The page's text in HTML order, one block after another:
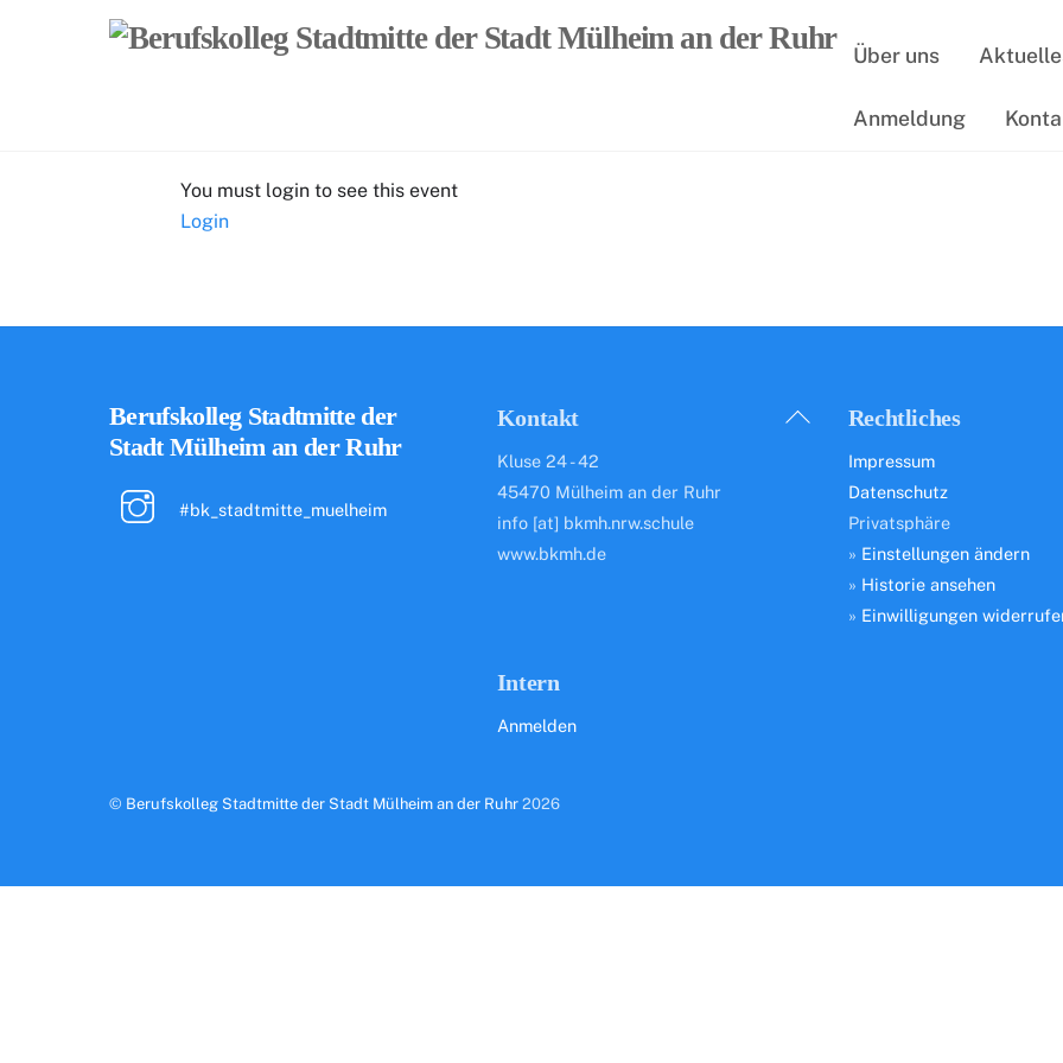
Über uns
Anmeldung
You must login to see this event
Login
Back
Berufskolleg Stadtmitte der
Stadt Mülheim an der Ruhr
#bk_stadtmitte_muelheim
Kontakt
Kluse 24 - 42
45470 Mülheim an der Ruhr
info [at] bkmh.nrw.schule
www.bkmh.de
Rechtliches
Impressum
Datenschutz
Privatsphäre
» Einstellungen ändern
» Historie ansehen
» Einwilligungen
Intern
Anmelden
© Berufskolleg Stadtmitte der Stadt Mülheim an der Ruhr 2026